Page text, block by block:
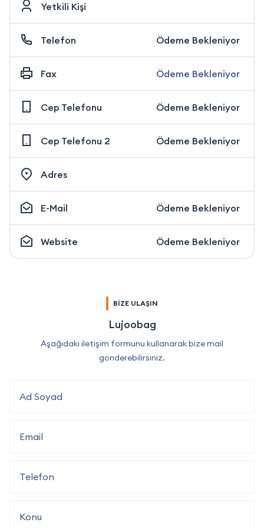
Yetkili Kişi
Telefon Ödeme Bekleniyor
Fax Ödeme Bekleniyor
Cep Telefonu Ödeme Bekleniyor
Cep Telefonu 2 Ödeme Bekleniyor
Adres
E-Mail Ödeme Bekleniyor
Website Ödeme Bekleniyor
BİZE ULAŞIN
Lujoobag
Aşağıdaki iletişim formunu kullanarak bize mail
gönderebilirsiniz.